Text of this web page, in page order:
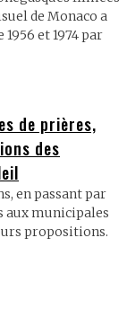
de Monaco a
et 1974 par
de prières,
des
en passant par
aux municipales
propositions.